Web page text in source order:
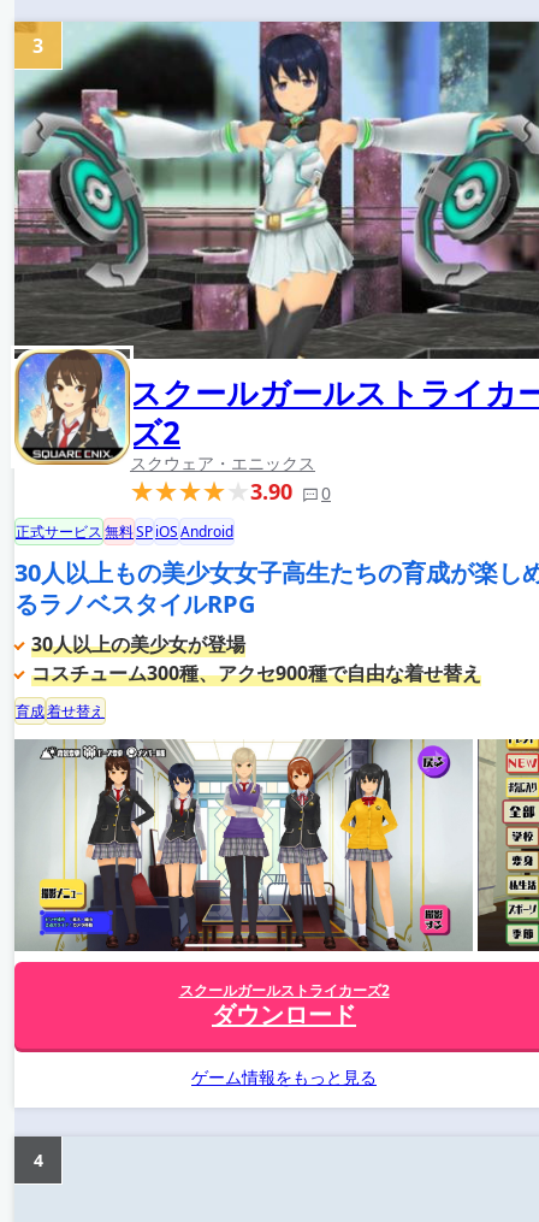
スクールガールストライカ
ズ2
スクウェア・エニックス
3.90 0
3
正式サービス無料SPiOSAndroid
30人以上もの美少女女子高生たちの育成が楽し
るラノベスタイルRPG
30人以上の美少女が登場
コスチューム300種、アクセ900種で自由な着せ替え
育成着せ替え
スクールガールストライカーズ2
ダウンロード
ゲーム情報をもっと見る
4